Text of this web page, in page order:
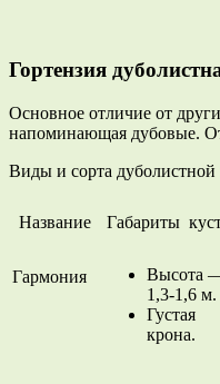
Гортензия
Основное отличие от
напоминающая дубовые.
Виды и сорта дуболистной
Название Габариты
Гармония
Высота
1,3-1,6 м.
Густая
крона.